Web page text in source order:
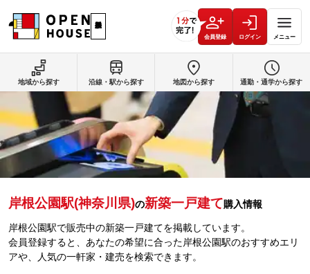
会員登録 ログイン メニュー
岸根公園駅(神奈川県)の新築一戸建て購入情報
岸根公園駅で販売中の新築一戸建てを掲載しています。
会員登録すると、あなたの希望に合った岸根公園駅のおすすめエリ
アや、人気の一軒家・建売を検索できます。
地域から探す 沿線・駅から探す 地図から探す 通勤・通学から探す